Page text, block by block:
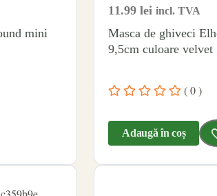
mini
11.99lei incl. TVA
Masca de ghiveci
9,5cm culoare velvet
( 0 )
Adaugă în coș